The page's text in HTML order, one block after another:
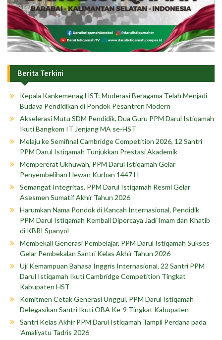
Berita Terkini
Kepala Kankemenag HST: Moderasi Beragama Telah Menjadi
Budaya Pendidikan di Pondok Pesantren Modern
Akselerasi Mutu SDM Pendidik, Dua Guru PPM Darul Istiqamah
Ikuti Bangkom IT Jenjang MA se-HST
Melaju ke Semifinal Cambridge Competition 2026, 12 Santri
PPM Darul Istiqamah Tunjukkan Prestasi Akademik
Mempererat Ukhuwah, PPM Darul Istiqamah Gelar
Penyembelihan Hewan Kurban 1447 H
Semangat Integritas, PPM Darul Istiqamah Resmi Gelar
Asesmen Sumatif Akhir Tahun 2026
Harumkan Nama Pondok di Kancah Internasional, Pendidik
PPM Darul Istiqamah Kembali Dipercaya Jadi Imam dan Khatib
di KBRI Spanyol
Membekali Generasi Pembelajar, PPM Darul Istiqamah Sukses
Gelar Pembekalan Santri Kelas Akhir Tahun 2026
Uji Kemampuan Bahasa Inggris Internasional, 22 Santri PPM
Darul Istiqamah Ikuti Cambridge Competition Tingkat
Kabupaten HST
Komitmen Cetak Generasi Unggul, PPM Darul Istiqamah
Delegasikan Santri Ikuti OBA Ke-9 Tingkat Kabupaten
Santri Kelas Akhir PPM Darul Istiqamah Tampil Perdana pada
‘Amaliyatu Tadris 2026